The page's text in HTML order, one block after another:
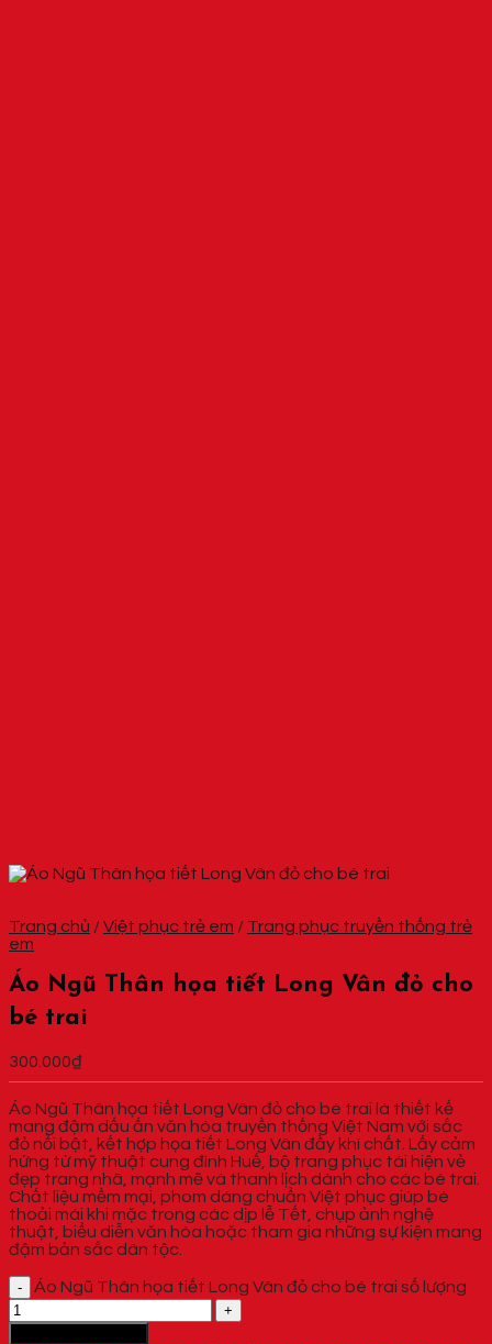
Trang chủ /Việt phục trẻ em / Trang phục truyền thống trẻ
em
Áo Ngũ Thân họa tiết Long Vân đỏ cho
bé trai
300.000₫
Áo Ngũ Thân họa tiết Long Vân đỏ cho bé trai là thiết kế
mang đậm dấu ấn văn hóa truyền thống Việt Nam với sắc
đỏ nổi bật, kết hợp họa tiết Long Vân đầy khí chất. Lấy cảm
hứng từ mỹ thuật cung đình Huế, bộ trang phục tái hiện vẻ
đẹp trang nhã, mạnh mẽ và thanh lịch dành cho các bé trai.
Chất liệu mềm mại, phom dáng chuẩn Việt phục giúp bé
thoải mái khi mặc trong các dịp lễ Tết, chụp ảnh nghệ
thuật, biểu diễn văn hóa hoặc tham gia những sự kiện mang
đậm bản sắc dân tộc.
Áo Ngũ Thân họa tiết Long Vân đỏ cho bé trai số lượng